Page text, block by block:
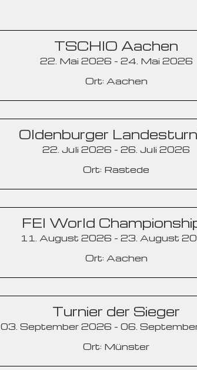
TSCHIO Aachen
22. Mai 2026 - 24. Mai 2026
Ort: Aachen
Oldenburger
22. Juli 2026 - 26. Juli 2026
Ort: Rastede
FEI World
11. August 2026 - 23. August
Ort: Aachen
Turnier der Sieger
03. September 2026 - 06.
Ort: Münster